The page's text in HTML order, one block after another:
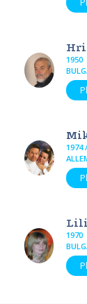
1950
1974
1970